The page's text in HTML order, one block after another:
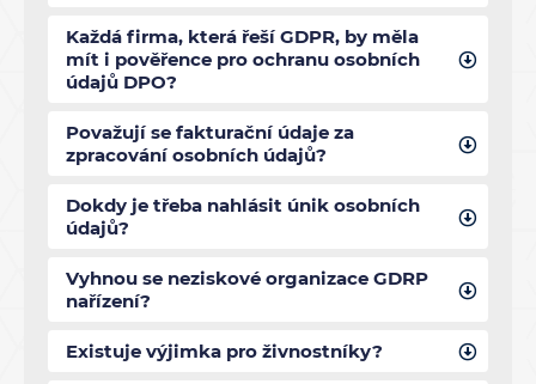
Každá firma, která řeší GDPR, by měla
mít i pověřence pro ochranu osobních
údajů DPO?
Považují se fakturační údaje za
zpracování osobních údajů?
Dokdy je třeba nahlásit únik osobních
údajů?
Vyhnou se neziskové organizace GDRP
nařízení?
Existuje výjimka pro živnostníky?